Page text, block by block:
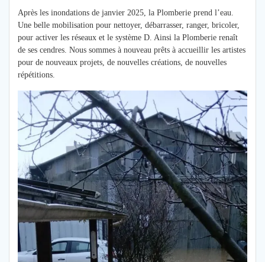
Après les inondations de janvier 2025, la Plomberie prend l’eau.
Une belle mobilisation pour nettoyer, débarrasser, ranger, bricoler,
pour activer les réseaux et le système D. Ainsi la Plomberie renaît
de ses cendres. Nous sommes à nouveau prêts à accueillir les artistes
pour de nouveaux projets, de nouvelles créations, de nouvelles
répétitions.